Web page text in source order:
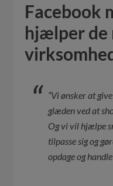
Facebook
hjælper de
“Vi ønsker at
glæden ved at
Og vi vil hjælpe
tilpasse sig og
opdage og